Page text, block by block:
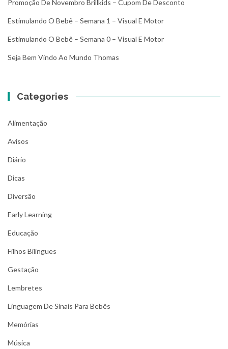
Promoção De Novembro Brillkids – Cupom De Desconto
Estimulando O Bebê – Semana 1 – Visual E Motor
Estimulando O Bebê – Semana 0 – Visual E Motor
Seja Bem Vindo Ao Mundo Thomas
Categories
Alimentação
Avisos
Diário
Dicas
Diversão
Early Learning
Educação
Filhos Bilíngues
Gestação
Lembretes
Linguagem De Sinais Para Bebês
Memórias
Música